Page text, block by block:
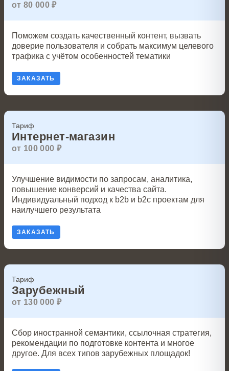
от 80 000 ₽
Поможем создать качественный контент, вызвать
доверие пользователя и собрать максимум целевого
трафика с учётом особенностей тематики
ЗАКАЗАТЬ
Тариф
Интернет-магазин
от 100 000 ₽
Улучшение видимости по запросам, аналитика,
повышение конверсий и качества сайта.
Индивидуальный подход к b2b и b2c проектам для
наилучшего результата
ЗАКАЗАТЬ
Тариф
Зарубежный
от 130 000 ₽
Сбор иностранной семантики, ссылочная стратегия,
рекомендации по подготовке контента и многое
другое. Для всех типов зарубежных площадок!